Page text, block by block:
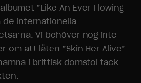
”Like An Ever Flowing
de internationella
Vi behöver nog inte
om att låten ”Skin Her Alive”
i brittisk domstol tack